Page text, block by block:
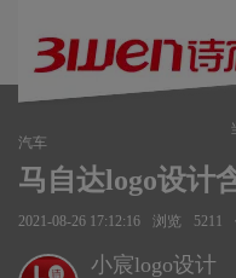
汽车
马自达logo设计
2021-08-26 17:12:16 浏览 5211
小宸logo设计